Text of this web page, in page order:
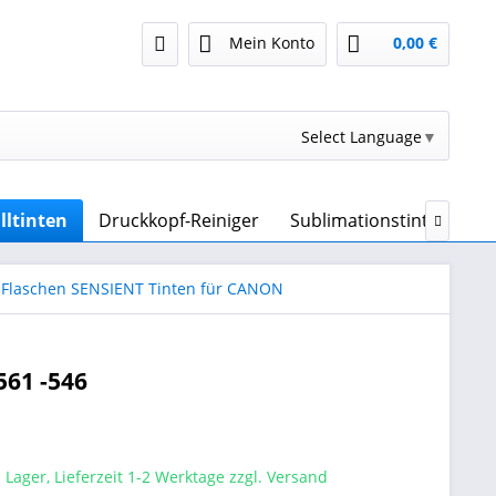
Mein Konto 0,00 €
Select Language▼
Druckkopf-Reiniger Sublimationstinte &

SENSIENT Tinten für CANON
-546
Lieferzeit 1-2 Werktage zzgl. Versand